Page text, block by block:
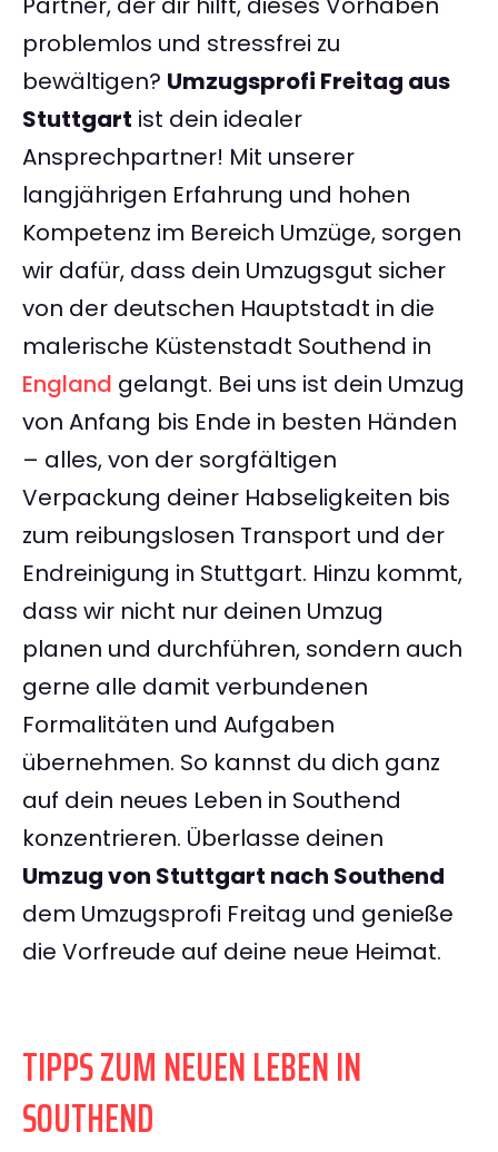
problemlos und stressfrei zu
bewältigen? Umzugsprofi Freitag aus
Stuttgart ist dein idealer
Ansprechpartner! Mit unserer
langjährigen Erfahrung und hohen
Kompetenz im Bereich Umzüge, sorgen
wir dafür, dass dein Umzugsgut sicher
von der deutschen Hauptstadt in die
malerische Küstenstadt Southend in
England gelangt. Bei uns ist dein Umzug
von Anfang bis Ende in besten Händen
– alles, von der sorgfältigen
Verpackung deiner Habseligkeiten bis
zum reibungslosen Transport und der
Endreinigung in Stuttgart. Hinzu kommt,
dass wir nicht nur deinen Umzug
planen und durchführen, sondern auch
gerne alle damit verbundenen
Formalitäten und Aufgaben
übernehmen. So kannst du dich ganz
auf dein neues Leben in Southend
konzentrieren. Überlasse deinen
Umzug von Stuttgart nach Southend
dem Umzugsprofi Freitag und genieße
die Vorfreude auf deine neue Heimat.
TIPPS ZUM NEUEN LEBEN IN
SOUTHEND